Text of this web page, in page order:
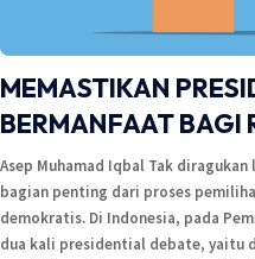
MEMASTIKAN
BERMANFAAT BAGI
Asep Muhamad Iqbal Tak
bagian penting dari proses
demokratis. Di Indonesia, pada
dua kali presidential debate, yaitu